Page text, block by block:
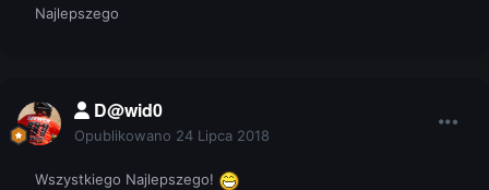
Najlepszego
D@wid0
Opublikowano 24 Lipca 2018
Wszystkiego Najlepszego!